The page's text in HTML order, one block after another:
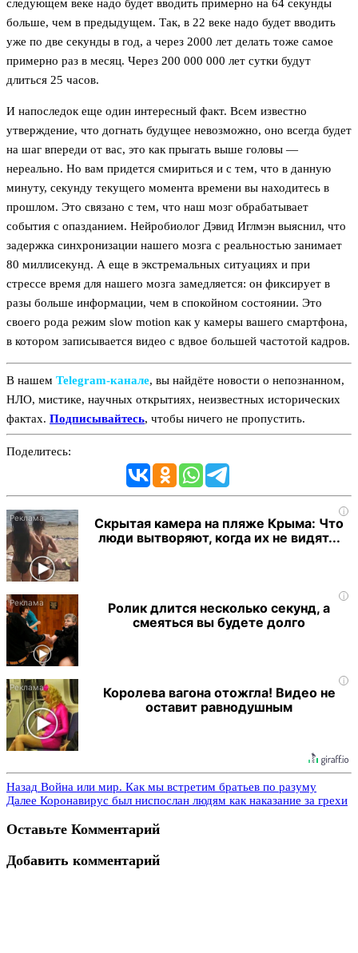
следующем веке надо будет вводить примерно на 64 секунды
больше, чем в предыдущем. Так, в 22 веке надо будет вводить
уже по две секунды в год, а через 2000 лет делать тоже самое
примерно раз в месяц. Через 200 000 000 лет сутки будут
длиться 25 часов.
И напоследок еще один интересный факт. Всем известно
утверждение, что догнать будущее невозможно, оно всегда будет
на шаг впереди от вас, это как прыгать выше головы —
нереально. Но вам придется смириться и с тем, что в данную
минуту, секунду текущего момента времени вы находитесь в
прошлом. Это связано с тем, что наш мозг обрабатывает
события с опазданием. Нейробиолог Дэвид Иглмэн выяснил, что
задержка синхронизации нашего мозга с реальностью занимает
80 миллисекунд. А еще в экстремальных ситуациях и при
стрессе время для нашего мозга замедляется: он фиксирует в
разы больше информации, чем в спокойном состоянии. Это
своего рода режим slow motion как у камеры вашего смартфона,
в котором записывается видео с вдвое большей частотой кадров.
В нашем Telegram‑канале, вы найдёте новости о непознанном,
НЛО, мистике, научных открытиях, неизвестных исторических
фактах. Подписывайтесь, чтобы ничего не пропустить.
Поделитесь:
i
Скрытая камера на пляже Крыма: Что
люди вытворяют, когда их не видят...
i
Ролик длится несколько секунд, а
смеяться вы будете долго
i
Королева вагона отожгла! Видео не
оставит равнодушным
Назад Война или мир. Как мы встретим братьев по разуму
Далее Коронавирус был ниспослан людям как наказание за грехи
Оставьте Комментарий
Добавить комментарий